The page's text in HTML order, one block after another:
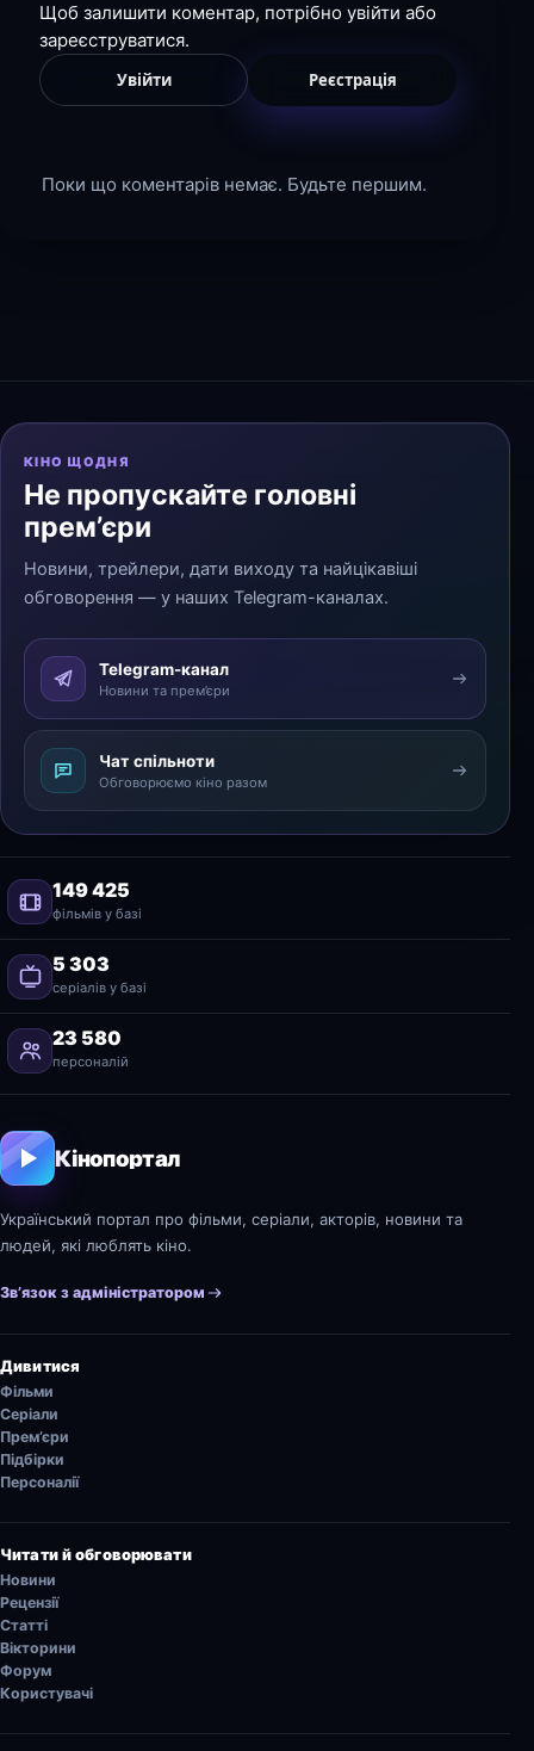
Щоб залишити коментар, потрібно увійти або
зареєструватися.
Увійти Реєстрація
Поки що коментарів немає. Будьте першим.
КІНО ЩОДНЯ
Не пропускайте головні
прем’єри
Новини, трейлери, дати виходу та найцікавіші
обговорення — у наших Telegram-каналах.
Telegram-канал
Новини та прем’єри
Чат спільноти
Обговорюємо кіно разом
149 425
фільмів у базі
5 303
серіалів у базі
23 580
персоналій
Кінопортал
Український портал про фільми, серіали, акторів, новини та
людей, які люблять кіно.
Зв’язок з адміністратором
Дивитися
Фільми
Серіали
Прем’єри
Підбірки
Персоналії
Читати й обговорювати
Новини
Рецензії
Статті
Вікторини
Форум
Користувачі